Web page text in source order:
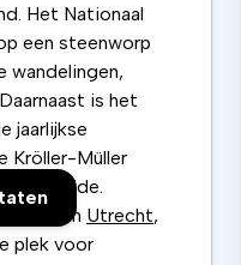
Het Nationaal
een steenworp
wandelingen,
is het
jaarlijkse
Kröller-Müller
Ede.
en Utrecht,
plek voor